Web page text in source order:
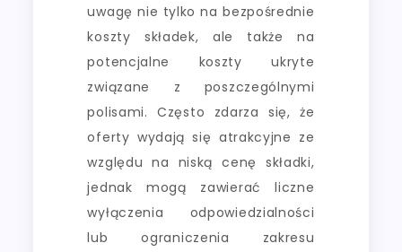
uwagę nie tylko na bezpośrednie
koszty składek, ale także na
potencjalne koszty ukryte
związane z poszczególnymi
polisami. Często zdarza się, że
oferty wydają się atrakcyjne ze
względu na niską cenę składki,
jednak mogą zawierać liczne
wyłączenia odpowiedzialności
lub ograniczenia zakresu